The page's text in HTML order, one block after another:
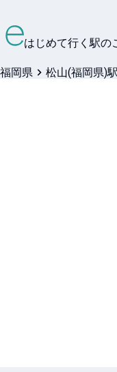
はじめて行く駅の
福岡県 松山(福岡県)